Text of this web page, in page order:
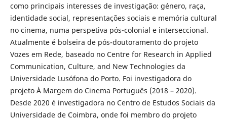
como principais interesses de investigação: género, raça,
identidade social, representações sociais e memória cultural
no cinema, numa perspetiva pós-colonial e interseccional.
Atualmente é bolseira de pós-doutoramento do projeto
Vozes em Rede, baseado no Centre for Research in Applied
Communication, Culture, and New Technologies da
Universidade Lusófona do Porto. Foi investigadora do
projeto À Margem do Cinema Português (2018 – 2020).
Desde 2020 é investigadora no Centro de Estudos Sociais da
Universidade de Coimbra, onde foi membro do projeto